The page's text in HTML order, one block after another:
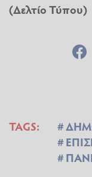
(Δελτίο Τύπου)
TAGS: